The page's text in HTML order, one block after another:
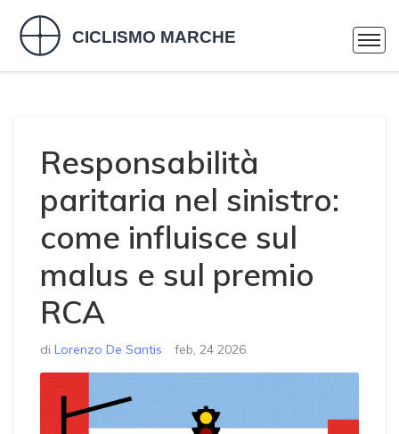
Responsabilità
paritaria nel sinistro:
come influisce sul
malus e sul premio
RCA
di Lorenzo De Santis feb, 24 2026